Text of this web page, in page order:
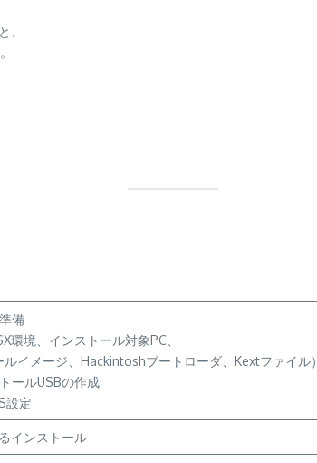
、
備
環境、インストール対象PC、
イメージ、Hackintoshブートローダ、Kextファイル）
ールUSBの作成
設定
インストール